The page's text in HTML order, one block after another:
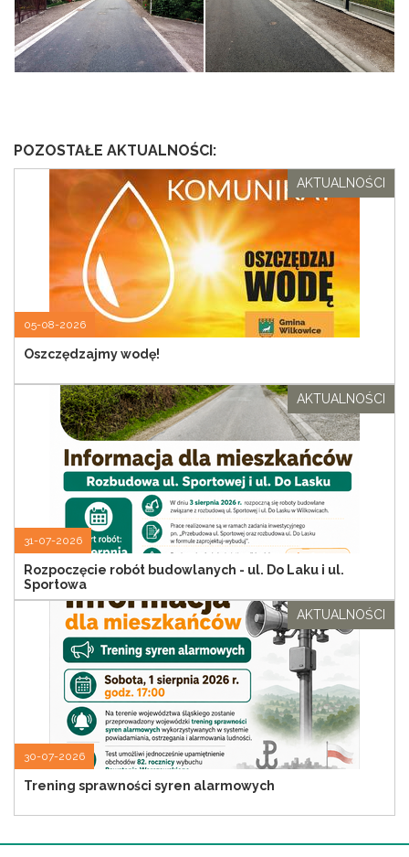
POZOSTAŁE AKTUALNOŚCI:
05-08-2026
Oszczędzajmy wodę!
AKTUALNOŚCI
31-07-2026
Rozpoczęcie robót budowlanych - ul. Do Laku i ul.
Sportowa
AKTUALNOŚCI
30-07-2026
Trening sprawności syren alarmowych
AKTUALNOŚCI